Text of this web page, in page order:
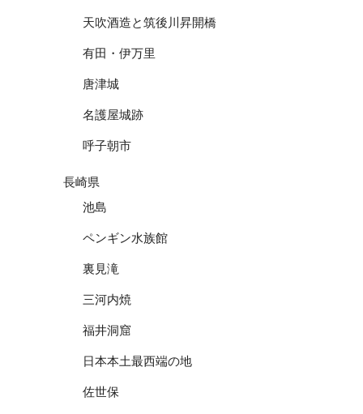
天吹酒造と筑後川昇開橋
有田・伊万里
唐津城
名護屋城跡
呼子朝市
長崎県
池島
ペンギン水族館
裏見滝
三河内焼
福井洞窟
日本本土最西端の地
佐世保